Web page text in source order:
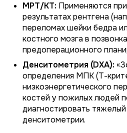
МРТ/КТ: Применяются
результатах рентгена
переломах шейки бедра
костного мозга в
предоперационного
Денситометрия (DXA):
определения МПК (Т-
низкоэнергетического
костей у пожилых людей
диагностировать
денситометрии.